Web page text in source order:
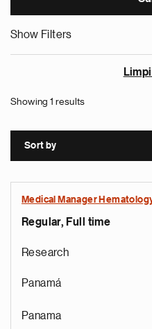
Show Filters
Showing 1 results
Sort by
Medical Manager
Regular, Full time
Research
Panamá
Panama